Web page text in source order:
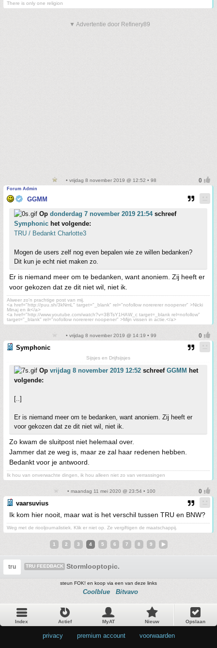
There is only one religion
▼ Advertentie door Refinery89
• vrijdag 8 november 2019 @ 12:52 • 98
Forum Admin
GGMM
Op donderdag 7 november 2019 21:54schreef
Symphonic het volgende:
TRU / Bedankt Charlotte3
Mogen de users zelf nog even bepalen wie ze willen bedanken?
Dit kun je echt niet maken zo.
Er is niemand meer om te bedanken, want anoniem. Zij heeft er
voor gekozen dat ze dit niet wil, niet ik.
Alweer zo'n prachtige post van mij.
<a href="http://puu.sh/3kNmL" target="_blank" rel="nofollow norererer noopener" >Nicki
Minaj en ik</a>
<a href="http://www.youtube.com/watch?v=3BTsY1HAW_c target=_blank rel=nofollow"
target="_blank" rel="nofollow norererer noopener" >Mijn vissen in actie.</a>
• vrijdag 8 november 2019 @ 14:19 • 99
Symphonic
Sijsjes en Drijfsijsjes
Op vrijdag 8 november 2019 12:52 schreef GGMM het
volgende:
[..]
Er is niemand meer om te bedanken, want anoniem. Zij heeft er
voor gekozen dat ze dit niet wil, niet ik.
Zo kwam de sluitpost niet helemaal over.
Jammer dat ze weg is, maar ze zal haar redenen hebben.
Bedankt voor je antwoord.
Ik hou van onverwachte dingen, ik hou alleen niet zo van verrassingen
• maandag 11 mei 2020 @ 23:54 • 100
vaarsuvius
Ik kom hier nooit, maar wat is het verschil tussen TRU en BNW?
Weg met de riooljournalistiek. Klik er niet op. Ze vergiftigen de maatschappij.
1 2 3 4 5 6 7 8 9
tru TRU FEEDBACK Stormlooptopic.
steun FOK! en koop via een van deze links
Coolblue Bitvavo
Index Actief MyAT Nieuw Opslaan
privacy premium account voorwaarden